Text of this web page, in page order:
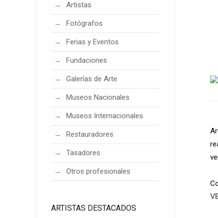
Artistas
Fotógrafos
Ferias y Eventos
Fundaciones
Galerías de Arte
Museos Nacionales
Museos Internacionales
Restauradores
Tasadores
Otros profesionales
ARTISTAS DESTACADOS